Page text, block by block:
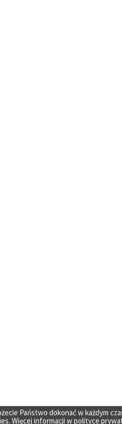
Państwo dokonać w każdym
Więcej informacji wpolityce